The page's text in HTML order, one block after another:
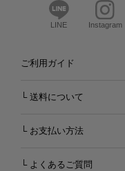
LINE Instagram
ご利用ガイド
└ 送料について
└ お支払い方法
└ よくあるご質問